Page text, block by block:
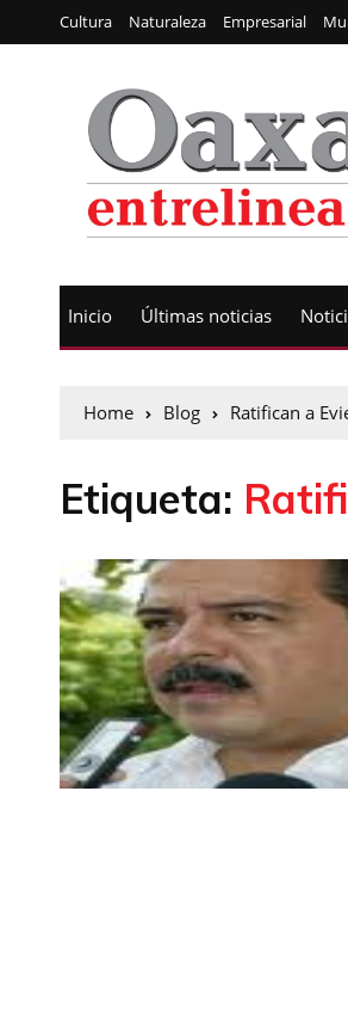
Cultura Naturaleza Empresarial
Inicio Últimas noticias
Home Blog Ratifican a
Etiqueta: